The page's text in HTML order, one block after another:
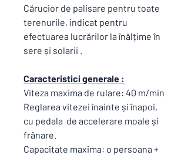
Cărucior de palisare pentru toate
terenurile, indicat pentru
efectuarea lucrărilor la înălțime în
sere și solarii .
Caracteristici generale :
Viteza maxima de rulare: 40 m/min
Reglarea vitezei înainte și înapoi,
cu pedala de accelerare moale și
frânare.
Capacitate maxima: o persoana +